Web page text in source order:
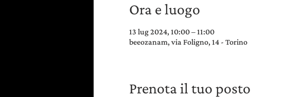
Ora e luogo
13 lug 2024, 10:00 – 11:00
beeozanam, via Foligno, 14 - Torino
Prenota il tuo posto